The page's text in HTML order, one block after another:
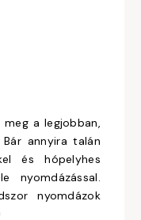
a legjobban,
annyira talán
és hópelyhes
nyomdázással.
nyomdázok